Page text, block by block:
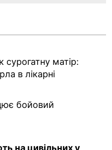
сурогатну матір:
в лікарні
бойовий
на цивільних у